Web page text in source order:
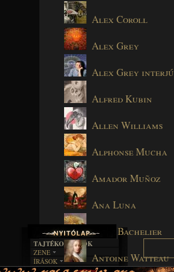
Alex Coroll
Alex Grey
Alex Grey interjú
Alfred Kubin
Allen Williams
Alphonse Mucha
Amador Muñoz
Ana Luna
Anne Bachelier
Antoine Watteau
TAJTÉKOS LAPOK
ZENE
EGYÜTTESEK
ÍRÁSOK
BOSZORKÁNYKONYHA